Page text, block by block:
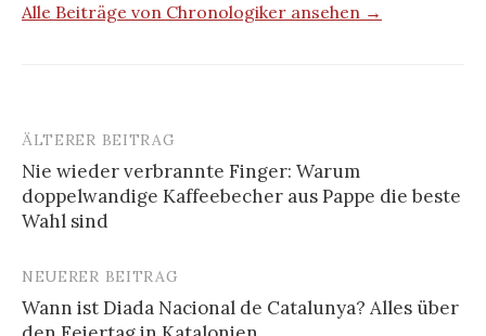
Alle Beiträge von Chronologiker ansehen →
Beitrags-
Navigation
ÄLTERER BEITRAG
Nie wieder verbrannte Finger: Warum
doppelwandige Kaffeebecher aus Pappe die beste
Wahl sind
NEUERER BEITRAG
Wann ist Diada Nacional de Catalunya? Alles über